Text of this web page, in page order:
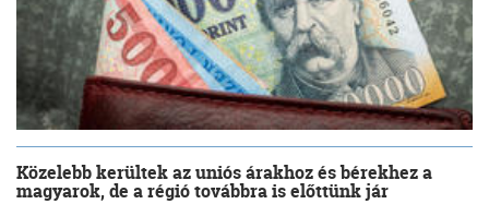
Közelebb kerültek az uniós árakhoz és bérekhez a
magyarok, de a régió továbbra is előttünk jár